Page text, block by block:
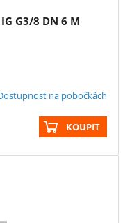
G3/8 DN 6 M
na pobočkách
KOUPIT